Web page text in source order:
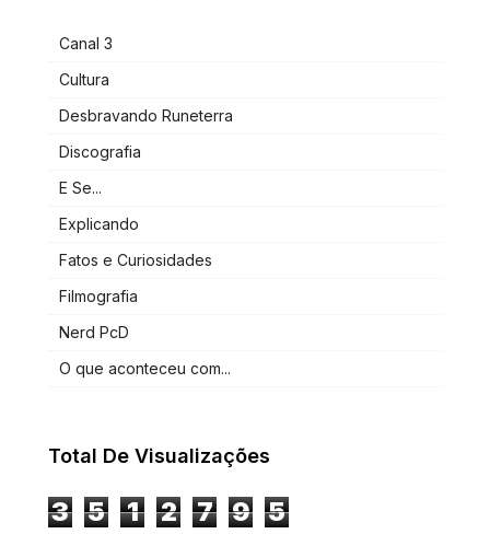
Canal 3
Cultura
Desbravando Runeterra
Discografia
E Se...
Explicando
Fatos e Curiosidades
Filmografia
Nerd PcD
O que aconteceu com...
Total De Visualizações
3 5 1 2 7 9 5